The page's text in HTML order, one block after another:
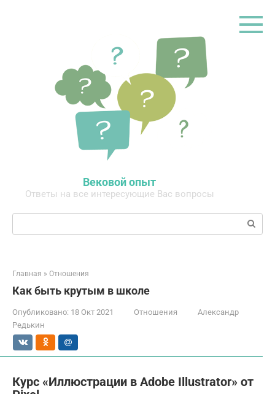
Вековой опыт
Ответы на все интересующие Вас вопросы
Поиск:
Главная » Отношения
Как быть крутым в школе
Опубликовано: 18 Окт 2021 Отношения
Александр
Редькин
Курс «Иллюстрации в Adobe Illustrator» от